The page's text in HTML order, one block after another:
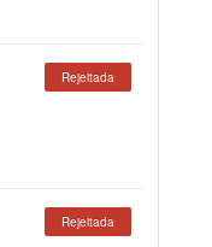
Rejeitada
Rejeitada